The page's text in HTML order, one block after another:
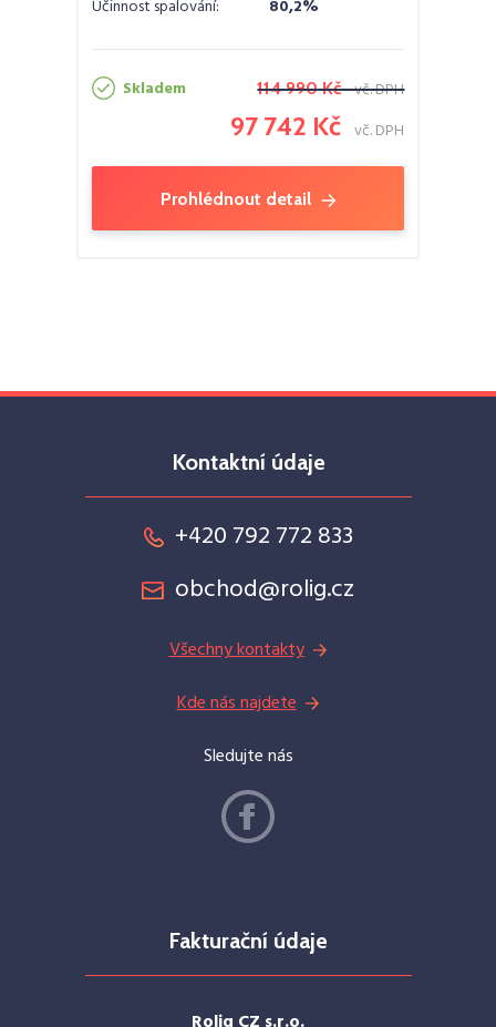
Účinnost spalování:
80,2%
Skladem 114 990 Kč vč. DPH
97 742 Kč vč. DPH
Prohlédnout detail
Kontaktní údaje
+420 792 772 833
obchod@rolig.cz
Všechny kontakty
Kde nás najdete
Sledujte nás
Fakturační údaje